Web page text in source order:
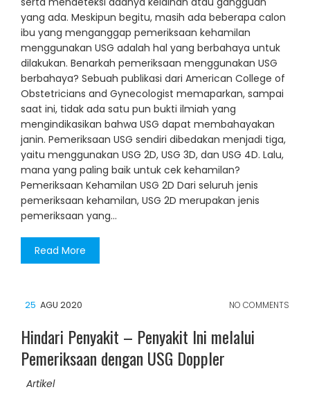
yang ada. Meskipun begitu, masih ada beberapa calon
ibu yang menganggap pemeriksaan kehamilan
menggunakan USG adalah hal yang berbahaya untuk
dilakukan. Benarkah pemeriksaan menggunakan USG
berbahaya? Sebuah publikasi dari American College of
Obstetricians and Gynecologist memaparkan, sampai
saat ini, tidak ada satu pun bukti ilmiah yang
mengindikasikan bahwa USG dapat membahayakan
janin. Pemeriksaan USG sendiri dibedakan menjadi tiga,
yaitu menggunakan USG 2D, USG 3D, dan USG 4D. Lalu,
mana yang paling baik untuk cek kehamilan?
Pemeriksaan Kehamilan USG 2D Dari seluruh jenis
pemeriksaan kehamilan, USG 2D merupakan jenis
pemeriksaan yang…
Read More
25 AGU 2020 NO COMMENTS
Hindari Penyakit – Penyakit Ini melalui
Pemeriksaan dengan USG Doppler
Artikel